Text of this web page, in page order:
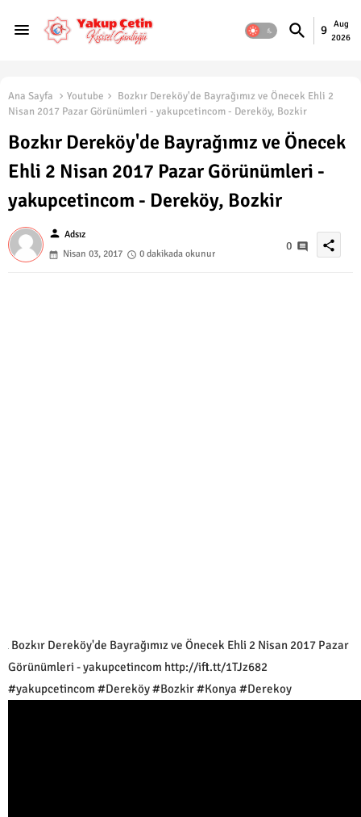
9
Aug
2026
Ana Sayfa Youtube
Bozkır Dereköy'de Bayrağımız ve Önecek Ehli 2
Nisan 2017 Pazar Görünümleri - yakupcetincom - Dereköy, Bozkir
Bozkır Dereköy'de Bayrağımız ve Önecek
Ehli 2 Nisan 2017 Pazar Görünümleri -
yakupcetincom - Dereköy, Bozkir
person Adsız
Nisan 03, 2017
0 dakikada okunur
0 share
Bozkır Dereköy'de Bayrağımız ve Önecek Ehli 2 Nisan 2017 Pazar
Görünümleri - yakupcetincom http://ift.tt/1TJz682
#yakupcetincom #Dereköy #Bozkir #Konya #Derekoy